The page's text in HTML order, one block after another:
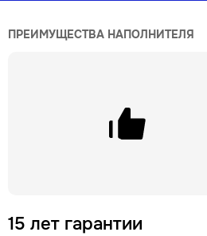
ПРЕИМУЩЕСТВА НАПОЛНИТЕЛЯ
15 лет гарантии